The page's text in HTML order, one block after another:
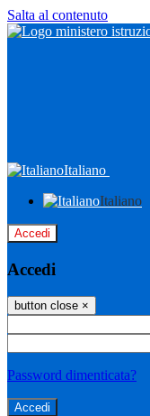
Salta al contenuto
Italiano
Italiano
Accedi
Accedi
button close ×
Password dimenticata?